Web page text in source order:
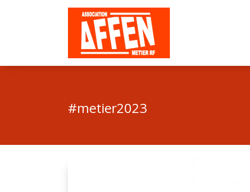
#metier2023